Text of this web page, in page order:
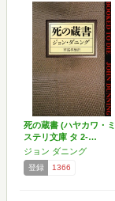
死の蔵書 (ハヤカワ・ミ
ステリ文庫 タ 2-…
ジョン ダニング
登録 1366